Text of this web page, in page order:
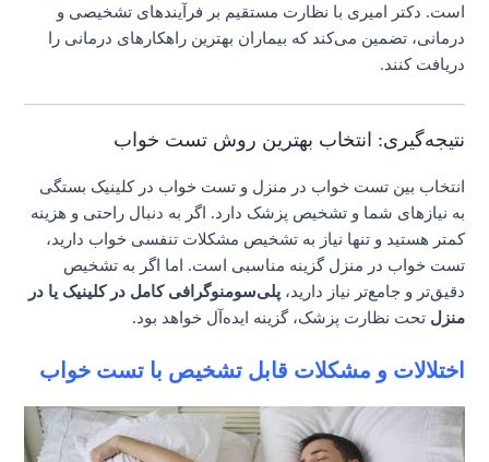
است. دکتر امیری با نظارت مستقیم بر فرآیندهای تشخیصی و
درمانی، تضمین می‌کند که بیماران بهترین راهکارهای درمانی را
دریافت کنند.
نتیجه‌گیری: انتخاب بهترین روش تست خواب
انتخاب بین تست خواب در منزل و تست خواب در کلینیک بستگی
به نیازهای شما و تشخیص پزشک دارد. اگر به دنبال راحتی و هزینه
کمتر هستید و تنها نیاز به تشخیص مشکلات تنفسی خواب دارید،
تست خواب در منزل گزینه مناسبی است. اما اگر به تشخیص
دقیق‌تر و جامع‌تر نیاز دارید، پلی‌سومنوگرافی کامل در کلینیک یا در
منزلتحت نظارت پزشک، گزینه ایده‌آل خواهد بود.
اختلالات و مشکلات قابل تشخیص با تست خواب